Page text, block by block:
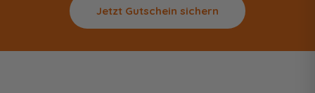
Jetzt Gutschein sichern